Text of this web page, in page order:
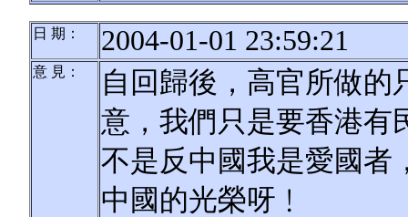
日 期： 2004-01-01 23:59:21
意 見：
自回歸後，高官所做的
意，我們只是要香港有
不是反中國我是愛國者
中國的光榮呀﹗